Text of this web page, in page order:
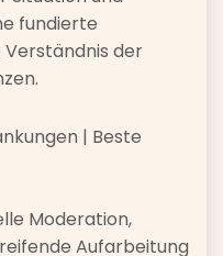
fundierte
der
| Beste
Moderation,
Aufarbeitung